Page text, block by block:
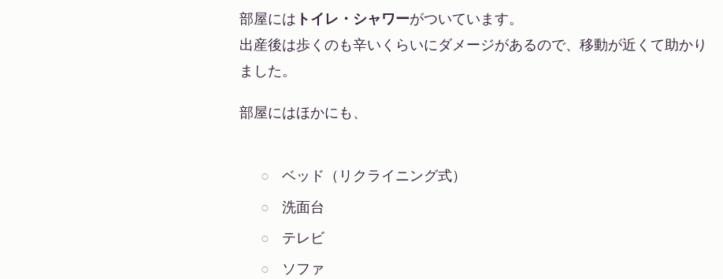
部屋には トイレ・シャワーがついています。
出産後は歩くのも辛いくらいにダメージがあるので、移動が近くて助かり
ました。
部屋にはほかにも、
ベッド（リクライニング式）
洗面台
テレビ
ソファ